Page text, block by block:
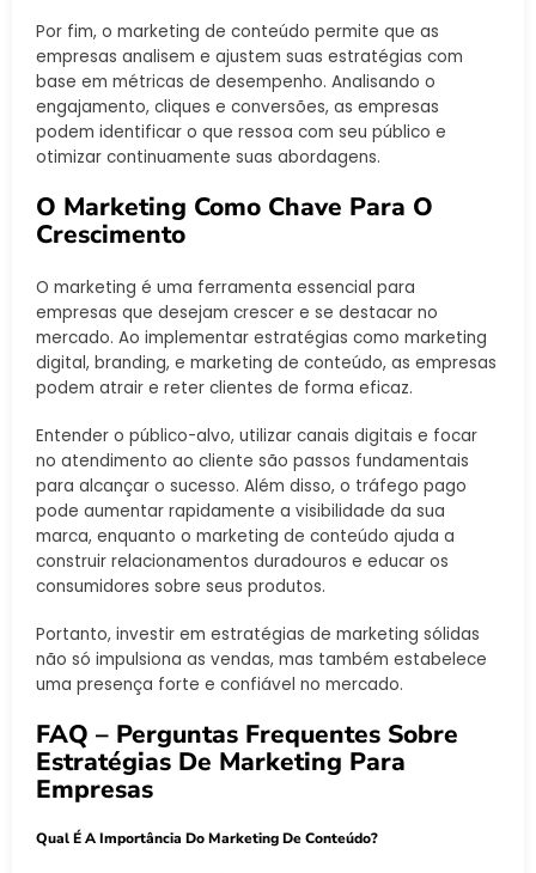
Por fim, o marketing de conteúdo permite que as
empresas analisem e ajustem suas estratégias com
base em métricas de desempenho. Analisando o
engajamento, cliques e conversões, as empresas
podem identificar o que ressoa com seu público e
otimizar continuamente suas abordagens.
O Marketing Como Chave Para O
Crescimento
O marketing é uma ferramenta essencial para
empresas que desejam crescer e se destacar no
mercado. Ao implementar estratégias como marketing
digital, branding, e marketing de conteúdo, as empresas
podem atrair e reter clientes de forma eficaz.
Entender o público-alvo, utilizar canais digitais e focar
no atendimento ao cliente são passos fundamentais
para alcançar o sucesso. Além disso, o tráfego pago
pode aumentar rapidamente a visibilidade da sua
marca, enquanto o marketing de conteúdo ajuda a
construir relacionamentos duradouros e educar os
consumidores sobre seus produtos.
Portanto, investir em estratégias de marketing sólidas
não só impulsiona as vendas, mas também estabelece
uma presença forte e confiável no mercado.
FAQ – Perguntas Frequentes Sobre
Estratégias De Marketing Para
Empresas
Qual É A Importância Do Marketing De Conteúdo?